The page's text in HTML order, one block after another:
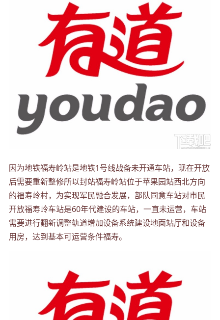
因为地铁福寿岭站是地铁1号线战备未开通车站，现在开放
后需要重新整修所以封站福寿岭站位于苹果园站西北方向
的福寿岭村，为实现军民融合发展，部队同意车站对市民
开放福寿岭车站是60年代建设的车站，一直未运营，车站
需要进行翻新调整轨道增加设备系统建设地面站厅和设备
用房，达到基本可运营条件福寿。